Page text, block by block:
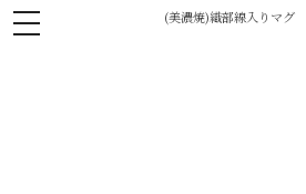
(美濃焼)織部線入りマグ